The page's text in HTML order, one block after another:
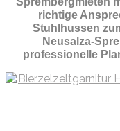
richtige
Stuhlhussen
Neusalza-
professionelle